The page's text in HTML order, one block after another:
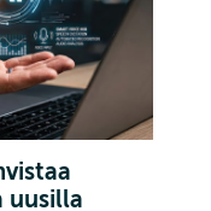
uusilla